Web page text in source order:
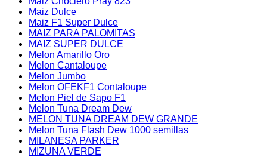
Maiz Dulce
Maiz F1 Super Dulce
MAIZ PARA PALOMITAS
MAIZ SUPER DULCE
Melon Amarillo Oro
Melon Cantaloupe
Melon Jumbo
Melon OFEKF1 Contaloupe
Melon Piel de Sapo F1
Melon Tuna Dream Dew
MELON TUNA DREAM DEW GRANDE
Melon Tuna Flash Dew 1000 semillas
MILANESA PARKER
MIZUNA VERDE